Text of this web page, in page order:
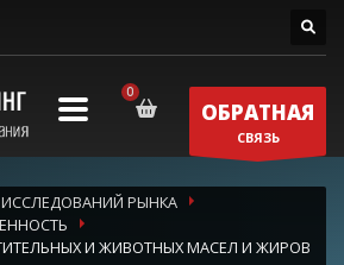
ОБРАТНАЯ
СВЯЗЬ
ИССЛЕДОВАНИЙ РЫНКА
И ЖИВОТНЫХ МАСЕЛ И ЖИРОВ